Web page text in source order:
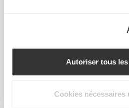
Autoriser tous
Cookies nécessaires
EXTENSIBILITÉ